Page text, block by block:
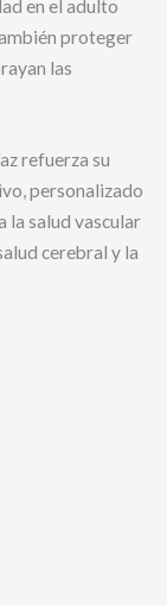
en el adulto
proteger
las
refuerza su
personalizado
la salud vascular
cerebral y la